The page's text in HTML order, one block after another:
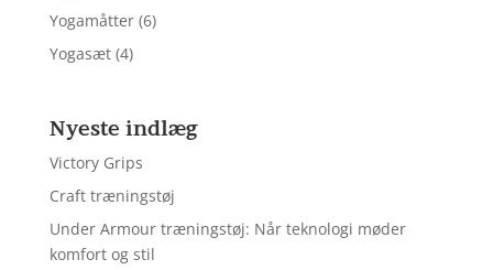
Yogamåtter (6)
Yogasæt (4)
Nyeste indlæg
Victory Grips
Craft træningstøj
Under Armour træningstøj: Når teknologi møder
komfort og stil